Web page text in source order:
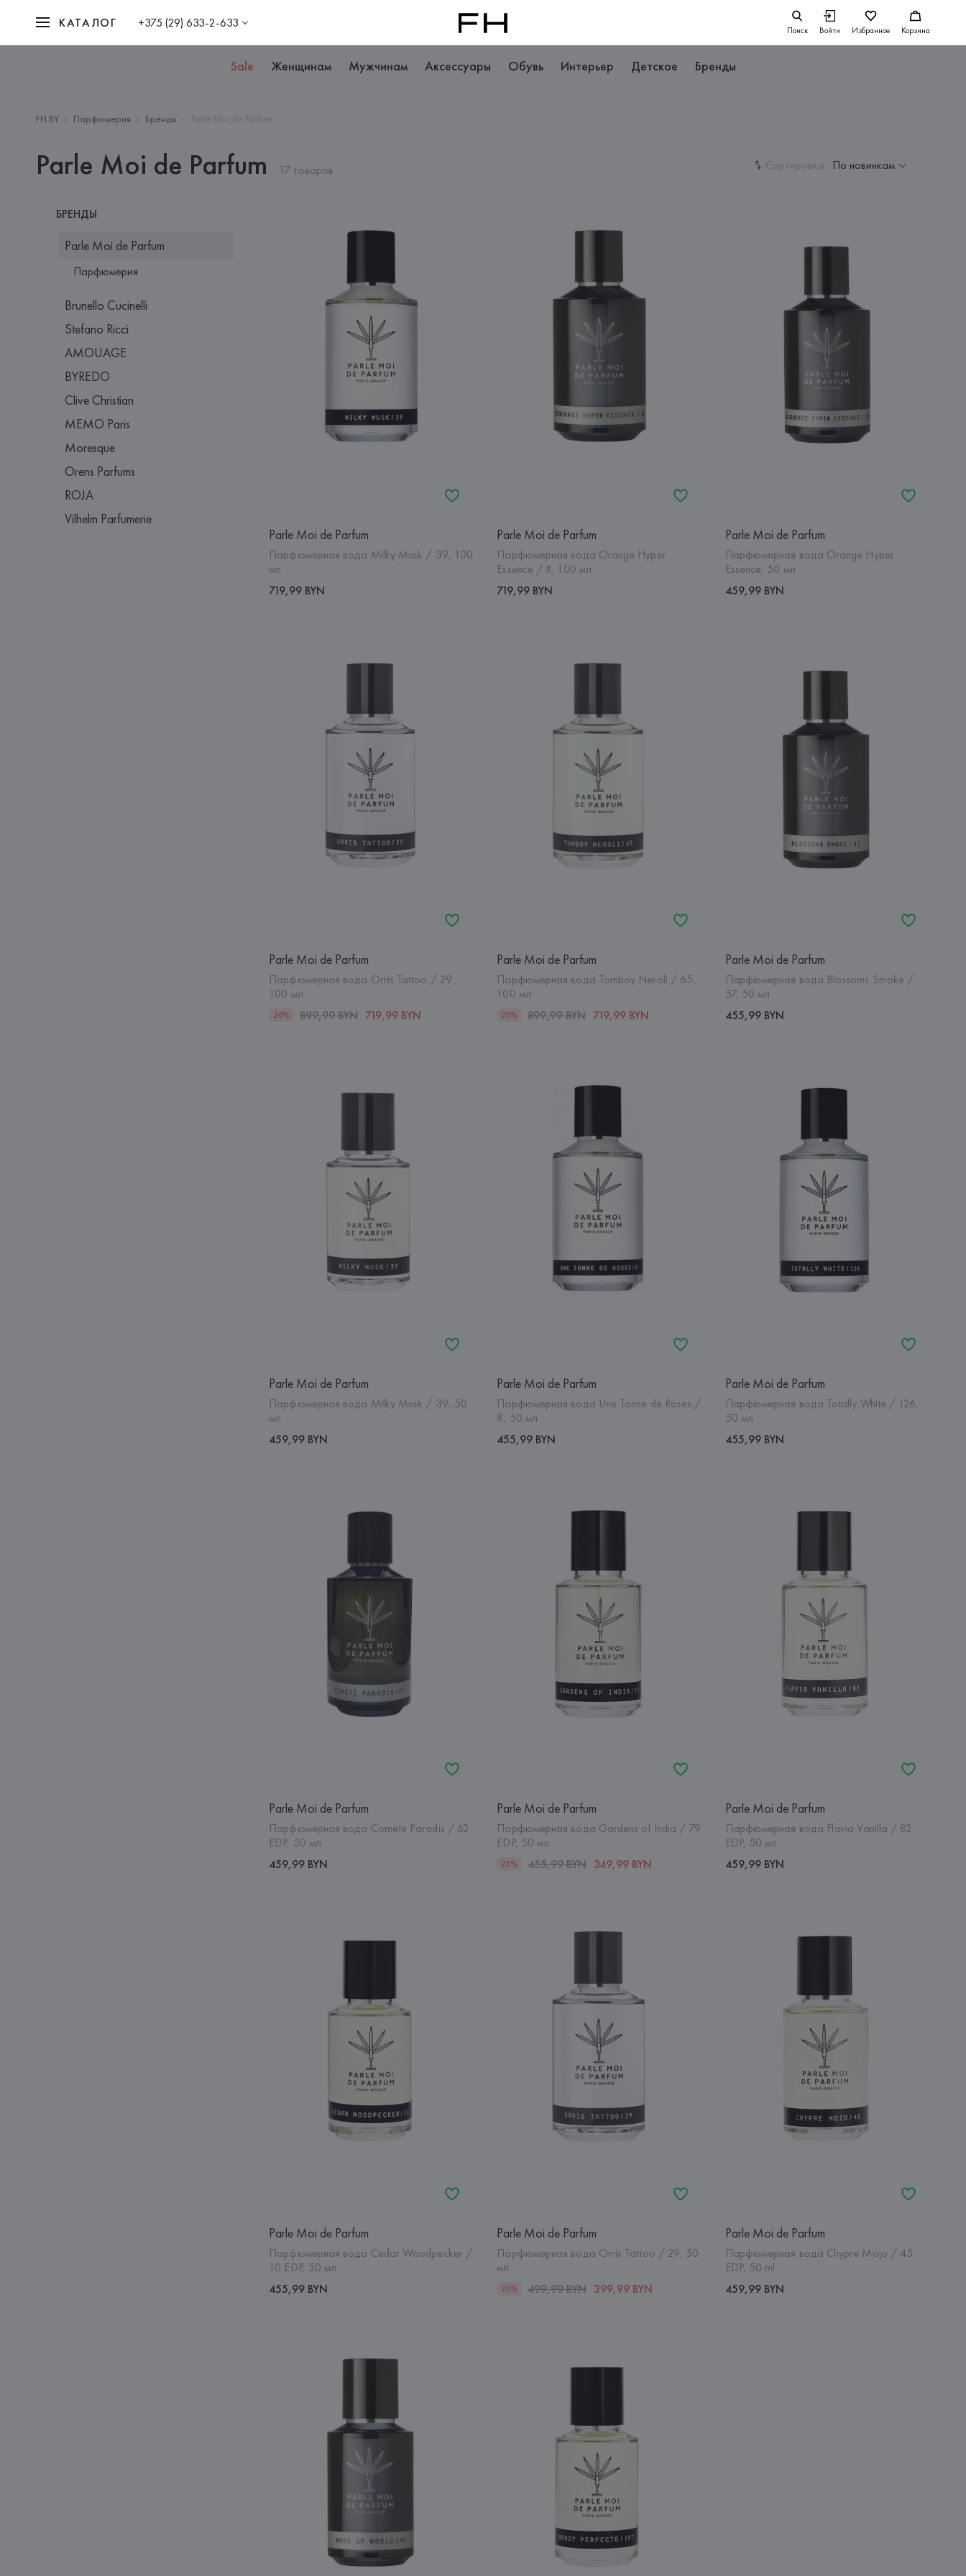
КАТАЛОГ +375 (29) 633-2-633 Поиск Войти Избранное Корзина
Sale Женщинам Мужчинам Аксессуары Обувь Интерьер Детское Бренды
FH.BY Парфюмерия Бренды Parle Moi de Parfum
Parle Moi de Parfum 17 товаров Сортировка: По новинкам
БРЕНДЫ
Parle Moi de Parfum
Парфюмерия
Brunello Cucinelli
Stefano Ricci
AMOUAGE
BYREDO
Clive Christian
MEMO Paris
Moresque
Orens Parfums
ROJA
Vilhelm Parfumerie
Parle Moi de Parfum
Парфюмерная вода Milky Musk / 39, 100
мл
719,99 BYN
Parle Moi de Parfum
Парфюмерная вода Orange Hyper
Essence / X, 100 мл
719,99 BYN
Parle Moi de Parfum
Парфюмерная вода Orange Hyper
Essence, 50 мл
459,99 BYN
Parle Moi de Parfum
Парфюмерная вода Orris Tattoo / 29 ,
100 мл
20% 899,99 BYN 719,99 BYN
Parle Moi de Parfum
Парфюмерная вода Tomboy Neroli / 65,
100 мл
20% 899,99 BYN 719,99 BYN
Parle Moi de Parfum
Парфюмерная вода Blossoms Smoke /
57, 50 мл
455,99 BYN
Parle Moi de Parfum
Парфюмерная вода Milky Musk / 39, 50
мл
459,99 BYN
Parle Moi de Parfum
Парфюмерная вода Une Tonne de Roses /
8, 50 мл
455,99 BYN
Parle Moi de Parfum
Парфюмерная вода Totally White / 126,
50 мл
455,99 BYN
Parle Moi de Parfum
Парфюмерная вода Comete Paradis / 62
EDP, 50 мл
459,99 BYN
Parle Moi de Parfum
Парфюмерная вода Gardens of India / 79
EDP, 50 мл
25% 455,99 BYN 349,99 BYN
Parle Moi de Parfum
Парфюмерная вода Flavia Vanilla / 82
EDP, 50 мл
459,99 BYN
Parle Moi de Parfum
Парфюмерная вода Cedar Woodpecker /
10 EDP, 50 мл
455,99 BYN
Parle Moi de Parfum
Парфюмерная вода Orris Tattoo / 29, 50
мл
20% 499,99 BYN 399,99 BYN
Parle Moi de Parfum
Парфюмерная вода Chypre Mojo / 45
EDP, 50 ml
459,99 BYN